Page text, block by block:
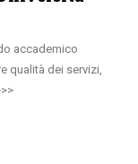
accademico
qualità dei servizi,